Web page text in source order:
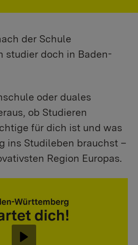
der Schule
studier doch in Baden-
oder duales
ob Studieren
für dich ist und was
ins Studileben brauchst –
Region Europas.